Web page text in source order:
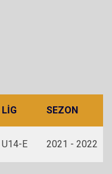
LIG SEZON
U14-E 2021 - 2022